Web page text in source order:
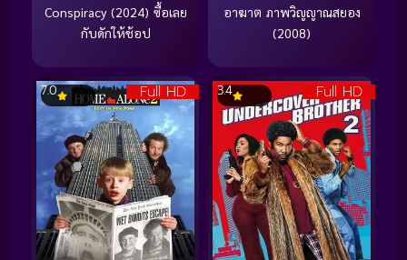
Conspiracy (2024) ซื้อเลย
กับดักให้ช้อป
อาฆาต ภาพวิญญาณสยอง
(2008)
Full HD
7.0 Full HD
3.4